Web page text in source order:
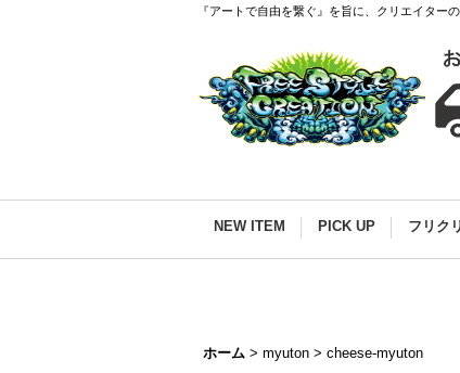
『アートで自由を繋ぐ』を旨に、クリエイター
NEW ITEM PICK UP フリク
ホーム > myuton > cheese-myuton